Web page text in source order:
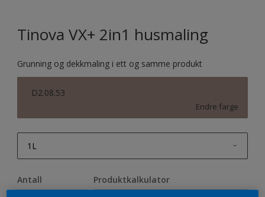
Tinova VX+ 2in1 husmaling
Grunning og dekkmaling i ett og samme produkt
D2.08.53
Endre farge
1L
2,5L
Antall Produktkalkulator